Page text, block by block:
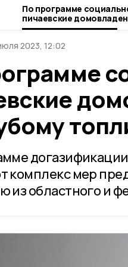
По программе
пичаевские
к голубому топливу
2023, 12:02
комплекс мер
из областного и